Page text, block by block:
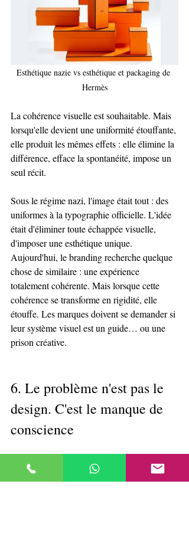
Esthétique nazie vs esthétique et packaging de
Hermès
La cohérence visuelle est souhaitable. Mais
lorsqu'elle devient une uniformité étouffante,
elle produit les mêmes effets : elle élimine la
différence, efface la spontanéité, impose un
seul récit.
Sous le régime nazi, l'image était tout : des
uniformes à la typographie officielle. L'idée
était d'éliminer toute échappée visuelle,
d'imposer une esthétique unique.
Aujourd'hui, le branding recherche quelque
chose de similaire : une expérience
totalement cohérente. Mais lorsque cette
cohérence se transforme en rigidité, elle
étouffe. Les marques doivent se demander si
leur système visuel est un guide… ou une
prison créative.
6. Le problème n'est pas le
design. C'est le manque de
conscience
Nous ne disons pas qu'Apple est fasciste. Ni
que l'utilisation de la symétrie ou du